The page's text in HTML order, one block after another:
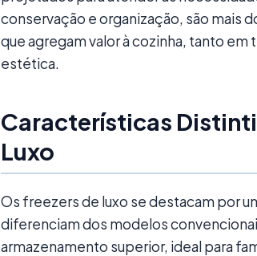
conservação e organização, são mais
que agregam valor à cozinha, tanto
estética.
Características
Luxo
Os freezers de luxo se destacam por
diferenciam dos modelos
armazenamento superior, ideal para